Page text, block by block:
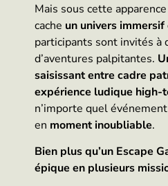
Mais sous cette
cache un univers immersif
participants sont invités à
d’aventures palpitantes.
saisissant entre cadre
expérience ludique high-
n’importe quel
en moment inoubliable.
Bien plus qu’un Escape
épique en plusieurs